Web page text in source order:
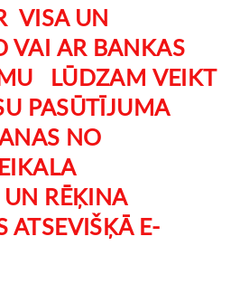
VISA UN
VAI AR BANKAS
LŪDZAM VEIKT
PASŪTĪJUMA
NO
RĒĶINA
ATSEVIŠĶĀ E-